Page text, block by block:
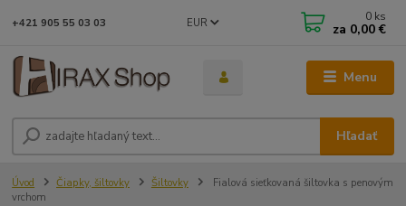
Menu
EUR
Hľadať
+421 905 55 03 03 0 ks
za 0,00 €
Úvod Čiapky, šiltovky Šiltovky
Fialová sieťkovaná šiltovka s penovým
vrchom